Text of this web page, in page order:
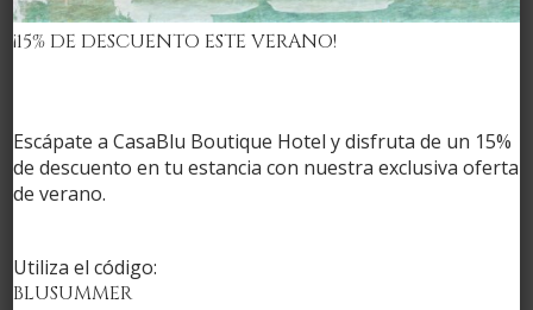
disponibilidad
¡15% DE DESCUENTO ESTE VERANO!
Escápate a CasaBlu Boutique Hotel y disfruta de un 15%
de descuento en tu estancia con nuestra exclusiva oferta
de verano.
Utiliza el código:
BLUSUMMER